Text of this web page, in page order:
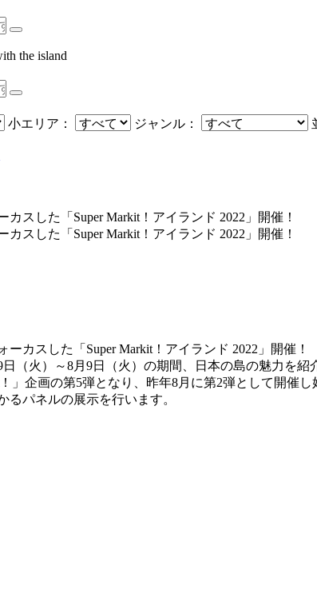
the island
小エリア： ジャンル：
スした「Super Markit！アイランド 2022」開催！
スした「Super Markit！アイランド 2022」開催！
（火）～8月9日（火）の期間、日本の島の魅力を
」企画の第5弾となり、昨年8月に第2弾として開催
るパネルの展示を行います。